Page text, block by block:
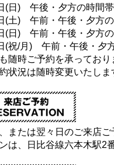
(日) 午後・夕方の時間帯
(土) 午前・午後・夕方
(日) 午前・午後・夕方
(祝/月) 午前・午後・夕
随時ご予約を承っており
状況は随時変更いたしま
または翌々日のご来店ご
は、日比谷線六本木駅2